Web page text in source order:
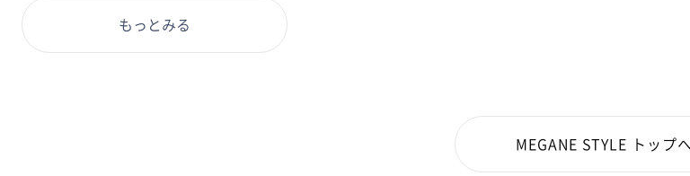
もっとみる
MEGANE STYLE トップへ